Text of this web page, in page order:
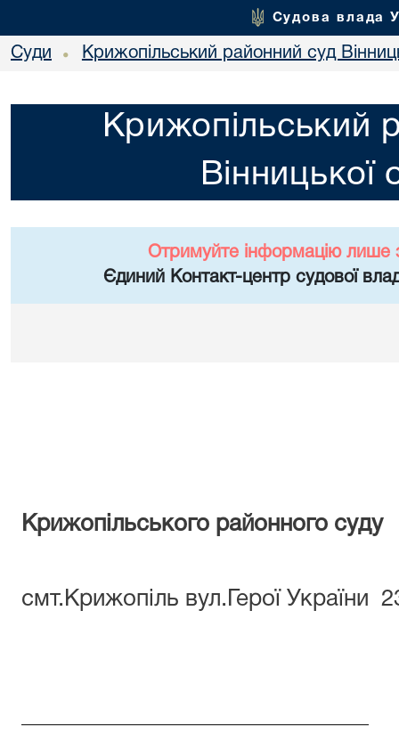
Судова влада
Суди • Крижопільський районний суд
Крижопільський
Вінницької
Отримуйте інформацію лише
Єдиний Контакт-центр судової
Крижопільського районного суду
смт.Крижопіль вул.Герої України